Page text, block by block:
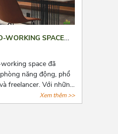
WORKING SPACE
space đã
năng động, phổ
freelancer. Với những
hình thức này còn
tạo nguồn cảm hứng
Xem thêm >>